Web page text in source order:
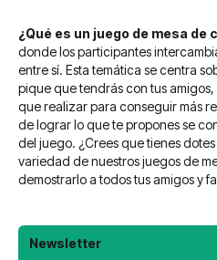
¿Qué es un juego de mesa de
donde los participantes
entre sí. Esta temática se centra
pique que tendrás con tus
que realizar para conseguir más
de lograr lo que te propones se
del juego. ¿Crees que tienes
variedad de nuestros juegos de
demostrarlo a todos tus amigos y
Newsletter